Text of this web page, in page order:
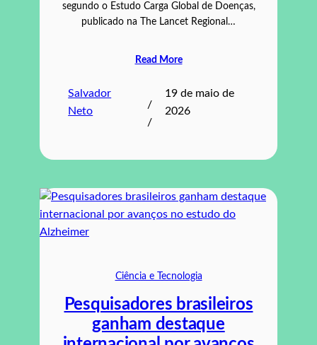
segundo o Estudo Carga Global de Doenças,
publicado na The Lancet Regional…
Read More
Salvador
Neto
/
/
19 de maio de
2026
Ciência e Tecnologia
Pesquisadores brasileiros
ganham destaque